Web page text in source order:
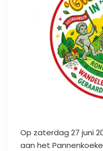
Op zaterdag 27 juni
aan het